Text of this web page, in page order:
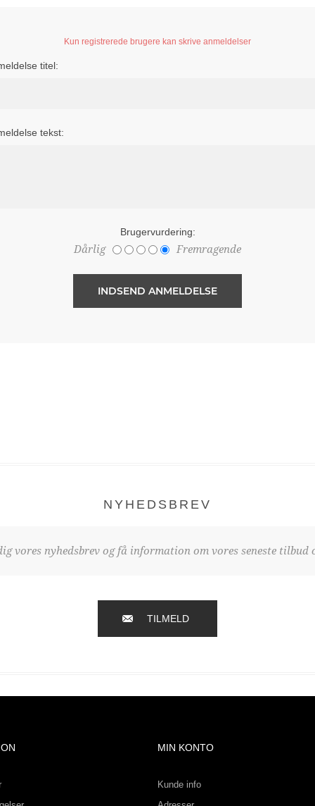
Kun registrerede brugere kan skrive anmeldelser
titel:
tekst:
Brugervurdering:
Dårlig Fremragende
NYHEDSBREV
vores nyhedsbrev og få information om vores seneste tilbud
TILMELD
MIN KONTO
Kunde info